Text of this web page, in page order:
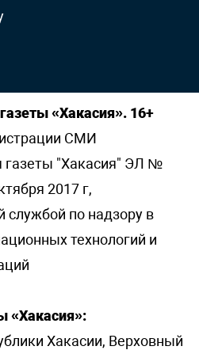
«Хакасия». 16+
СМИ
газеты "Хакасия" ЭЛ №
2017 г,
по надзору в
технологий и
«Хакасия»:
Хакасии, Верховный